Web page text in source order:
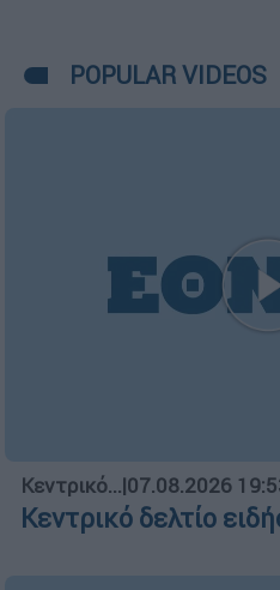
POPULAR VIDEOS
Κεντρικό...|07.08.2026
Κεντρικό δελτίο